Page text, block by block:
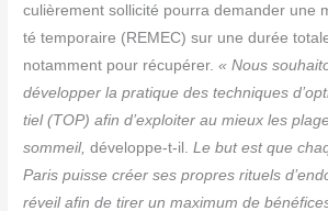
cu­liè­re­ment sol­li­ci­té pour­ra deman­der une
té tem­po­raire (REMEC) sur une durée
notam­ment pour récu­pé­rer.« Nous
déve­lop­per la pra­tique des tech­niques
tiel (TOP) afin d’exploiter au mieux les
som­meil, déve­loppe-t-il.
Le but est que
Paris puisse créer ses propres rituels
réveil afin de tirer un maxi­mum de